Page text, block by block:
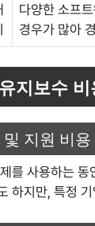
다양한 소프
경우가 많아
지보수
지원 비용
를 사용하는
하지만, 특정